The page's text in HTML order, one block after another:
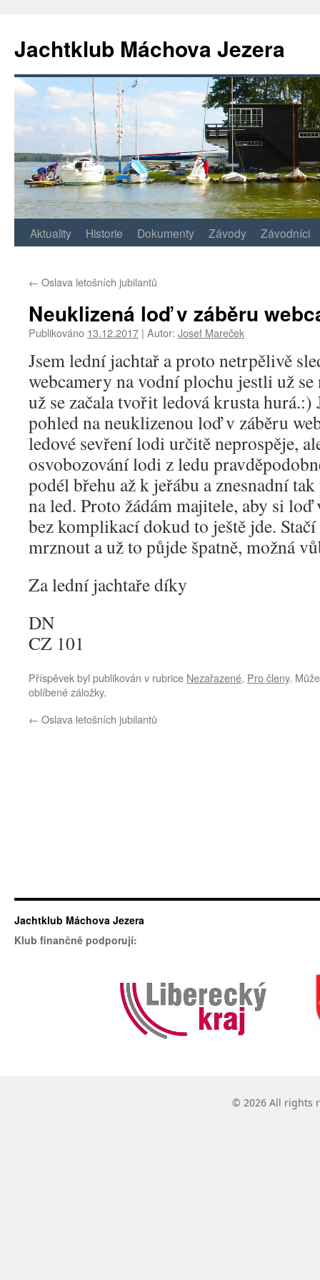
Jachtklub Máchova Jezera
Přejít
obsahu
webu
Aktuality Historie Dokumenty Závody Závodníci
← Oslava letošních jubilantů
Neuklizená loď v záběru
Publikováno 13.12.2017 | Autor: Josef Mareček
Jsem lední jachtař a proto netrpělivě
webcamery na vodní plochu jestli už
už se začala tvořit ledová krusta
pohled na neuklizenou loď v záběru
ledové sevření lodi určitě neprospěje,
osvobozování lodi z ledu
podél břehu až k jeřábu a znesnadní
na led. Proto žádám majitele, aby si
bez komplikací dokud to ještě jde.
mrznout a už to půjde špatně, možná
Za lední jachtaře díky
DN
CZ 101
Příspěvek byl publikován v rubrice Nezařazené, Pro členy.
oblíbené záložky.
← Oslava letošních jubilantů
Jachtklub Máchova Jezera
Klub finančně podporují:
© 2026 All rights